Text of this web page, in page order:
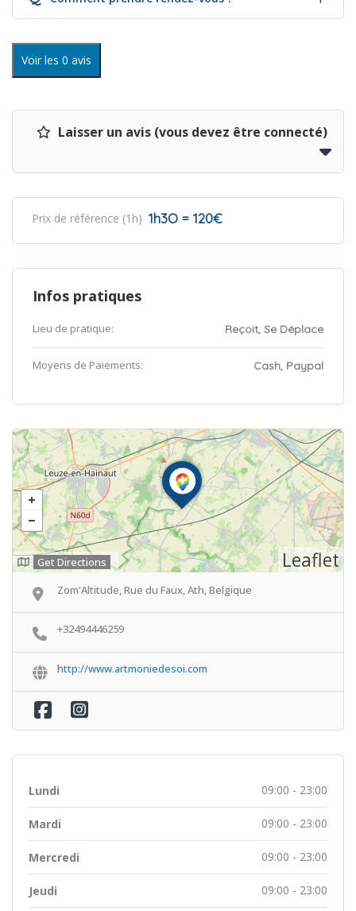
Voir les 0 avis
Laisser un avis (vous devez être connecté)
Prix de référence (1h) 1h3O = 120€
Infos pratiques
Lieu de pratique: Reçoit, Se Déplace
Moyens de Paiements: Cash, Paypal
Leaflet
Get Directions
Zom'Altitude, Rue du Faux, Ath, Belgique
+32494446259
http://www.artmoniedesoi.com
Lundi 09:00 - 23:00
Mardi 09:00 - 23:00
Mercredi 09:00 - 23:00
Jeudi 09:00 - 23:00